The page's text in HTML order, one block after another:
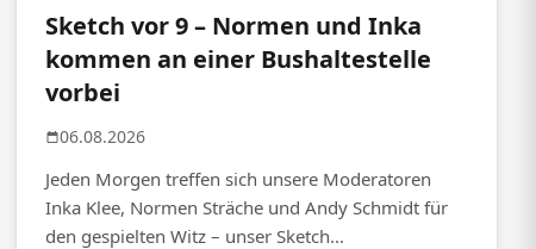
Sketch vor 9 – Normen und Inka
kommen an einer Bushaltestelle
vorbei
06.08.2026
Jeden Morgen treffen sich unsere Moderatoren
Inka Klee, Normen Sträche und Andy Schmidt für
den gespielten Witz – unser Sketch...